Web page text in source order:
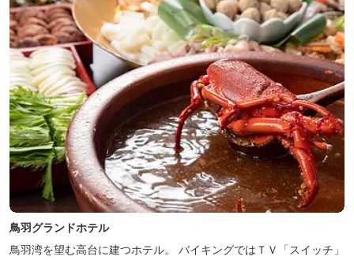
鳥羽グランドホテル
鳥羽湾を望む高台に建つホテル。 バイキングではＴＶ「スイッチ」